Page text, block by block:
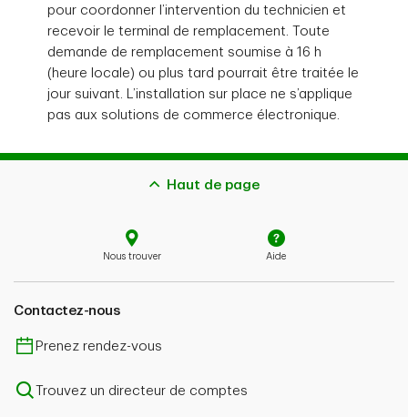
pour coordonner l’intervention du technicien et
recevoir le terminal de remplacement. Toute
demande de remplacement soumise à 16 h
(heure locale) ou plus tard pourrait être traitée le
jour suivant. L’installation sur place ne s’applique
pas aux solutions de commerce électronique.
Haut de page
Nous trouver Aide
Contactez-nous
Prenez rendez-vous
Trouvez un directeur de comptes